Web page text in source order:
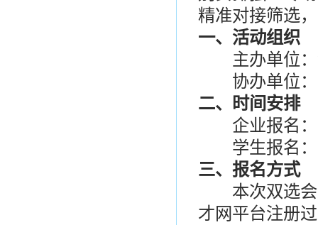
精准对接筛选
一、活动组织
主办单位：
协办单位：
二、时间安排
企业报名：
学生报名：
三、报名方式
本次双选会
才网平台注册